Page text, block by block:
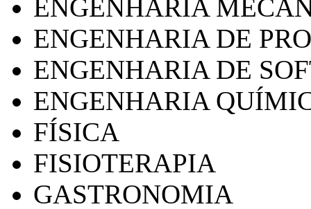
ENGENHARIA
ENGENHARIA DE
ENGENHARIA DE
ENGENHARIA
FÍSICA
FISIOTERAPIA
GASTRONOMIA